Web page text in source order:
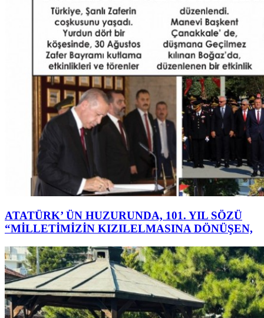
ATATÜRK’ ÜN HUZURUNDA, 101. YIL SÖZÜ
“MİLLETİMİZİN KIZILELMASINA DÖNÜŞEN,